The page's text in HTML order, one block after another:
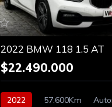
2022 BMW 118 1.5 AT
$22.490.000
2022 57.600Km